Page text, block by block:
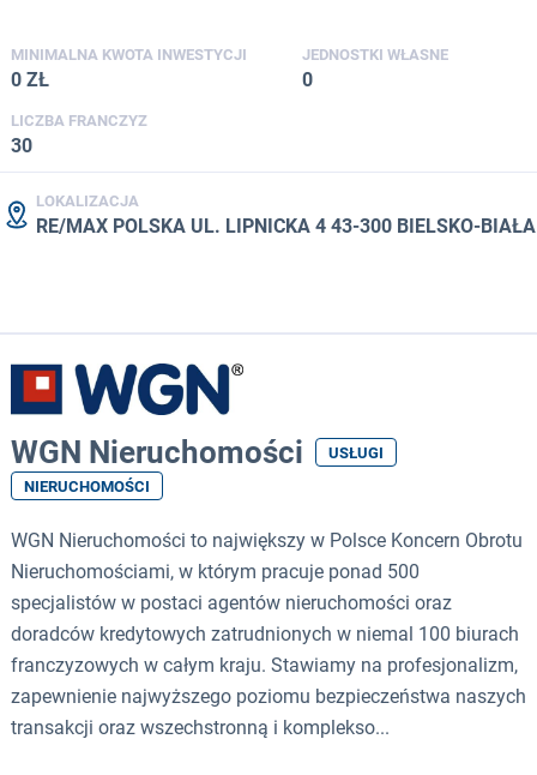
MINIMALNA KWOTA INWESTYCJI
0 ZŁ
JEDNOSTKI WŁASNE
0
LICZBA FRANCZYZ
30
LOKALIZACJA
RE/MAX POLSKA UL. LIPNICKA 4 43-300 BIELSKO-BIAŁA
WGN Nieruchomości
USŁUGI
NIERUCHOMOŚCI
WGN Nieruchomości to największy w Polsce Koncern Obrotu
Nieruchomościami, w którym pracuje ponad 500
specjalistów w postaci agentów nieruchomości oraz
doradców kredytowych zatrudnionych w niemal 100 biurach
franczyzowych w całym kraju. Stawiamy na profesjonalizm,
zapewnienie najwyższego poziomu bezpieczeństwa naszych
transakcji oraz wszechstronną i komplekso...